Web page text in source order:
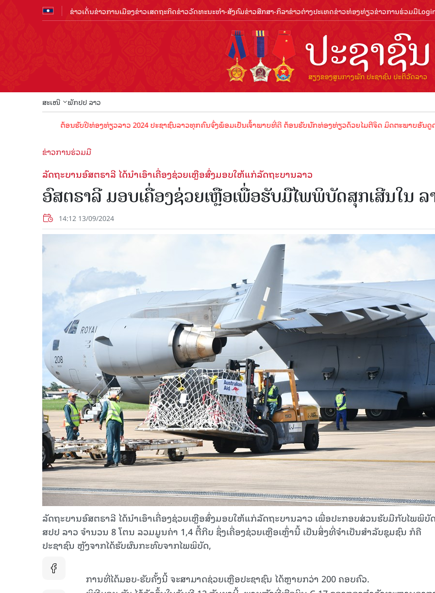
ຂ່າວເດັ່ນຂ່າວການເມືອງຂ່າວເສດຖະກິດຂ່າວວັດທະນະທຳ-ສັງຄົມຂ່າວສືກສາ-ກິລາຂ່າວຕ່າງປະເທດຂ່າວທ່ອງທ່ຽວຂ່າວການຮ່ວມມື
ສະເໜີ ພັກປປ ລາວ
ຕ້ອນຮັບປີທ່ອງທ່ຽວລາວ 2024 ປະຊາຊົນລາວທຸກຄົນຈົ່ງພ້ອມເປັນເຈົ້າພາບທີ່ດີ ຕ້ອນຮັບນັກທ່ອງທ່ຽວດ້ວຍໄມຕີຈິດ ມິດຕະພາບອັນດູດດື່ມ !
ຂ່າວການຮ່ວມມື
ລັດຖະບານອົສຕຣາລີ ໄດ້ນໍາເອົາເຄື່ອງຊ່ວຍເຫຼືອສົ່ງມອບໃຫ້ແກ່ລັດຖະບານລາວ
ອົສຕຣາລີ ມອບເຄື່ອງຊ່ວຍເຫຼືອເພື່ອຮັບມືໄພພິບັດສຸກເສີນໃນ ລ
14:12 13/09/2024
ລັດຖະບານອົສຕຣາລີ ໄດ້ນໍາເອົາເຄື່ອງຊ່ວຍເຫຼືອສົ່ງມອບໃຫ້ແກ່ລັດຖະບານລາວ ເພື່ອປະກອບສ່ວນຮັບມືກັບໄພພິບັ
ສປປ ລາວ ຈຳນວນ 8 ໂຕນ ລວມມູນຄ່າ 1,4 ຕື້ກີບ ຊຶ່ງເຄື່ອງຊ່ວຍເຫຼືອເຫຼົ່ານີ້ ເປັນສິ່ງທີ່ຈໍາເປັນສໍາລັບຊຸມຊົນ ກໍຄື
ປະຊາຊົນ ຫຼັງຈາກໄດ້ຮັບຜົນກະທົບຈາກໄພພິບັດ,
ການທີ່ໄດ້ມອບ-ຮັບຄັ້ງນີ້ ຈະສາມາດຊ່ວຍເຫຼືອປະຊາຊົນ ໄດ້ຫຼາຍກວ່າ 200 ຄອບຄົວ.